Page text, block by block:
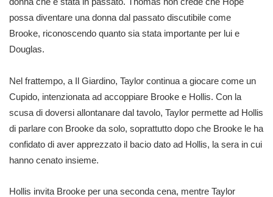
possa diventare una donna dal passato discutibile come
Brooke, riconoscendo quanto sia stata importante per lui e
Douglas.
Nel frattempo, a Il Giardino, Taylor continua a giocare come un
Cupido, intenzionata ad accoppiare Brooke e Hollis. Con la
scusa di doversi allontanare dal tavolo, Taylor permette ad Hollis
di parlare con Brooke da solo, soprattutto dopo che Brooke le ha
confidato di aver apprezzato il bacio dato ad Hollis, la sera in cui
hanno cenato insieme.
Hollis invita Brooke per una seconda cena, mentre Taylor